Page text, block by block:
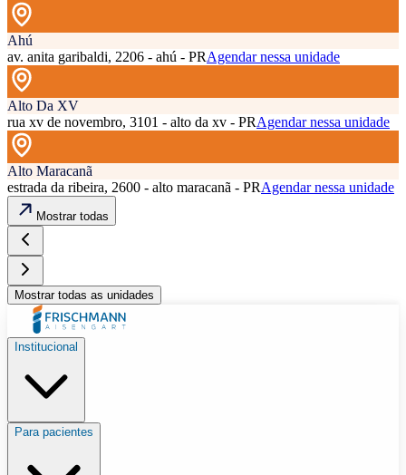
Ahú
av. anita garibaldi, 2206 - ahú - PRAgendar nessa unidade
Alto Da XV
rua xv de novembro, 3101 - alto da xv - PRAgendar nessa unidade
Alto Maracanã
estrada da ribeira, 2600 - alto maracanã - PRAgendar nessa unidade
Mostrar todas
Mostrar todas as unidades
Institucional
Para pacientes